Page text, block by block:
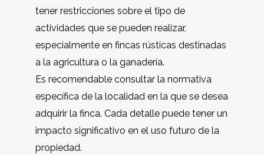
tener restricciones sobre el tipo de
actividades que se pueden realizar,
especialmente en fincas rústicas destinadas
a la agricultura o la ganadería.
Es recomendable consultar la normativa
específica de la localidad en la que se desea
adquirir la finca. Cada detalle puede tener un
impacto significativo en el uso futuro de la
propiedad.